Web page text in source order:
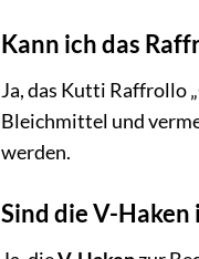
Kann ich das
Ja, das Kutti Raffrollo
Bleichmittel und
werden.
Sind die V-